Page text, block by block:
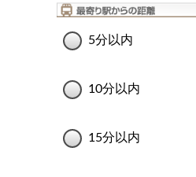
5分以内
10分以内
15分以内